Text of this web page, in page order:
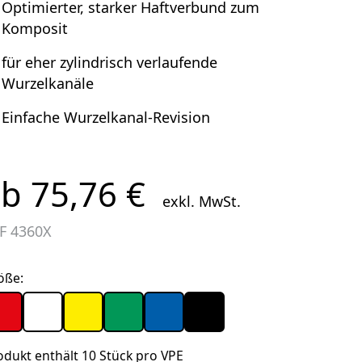
Optimierter, starker Haftverbund zum
Komposit
für eher zylindrisch verlaufende
Wurzelkanäle
Einfache Wurzelkanal-Revision
75,76 €
exkl. MwSt.
4360X
enthält 10 Stück pro VPE